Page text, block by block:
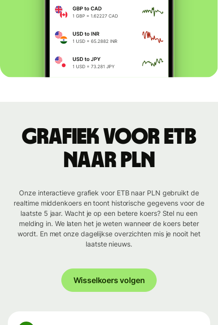
Grafiek voor ETB
naar PLN
Onze interactieve grafiek voor ETB naar PLN gebruikt de
realtime middenkoers en toont historische gegevens voor de
laatste 5 jaar. Wacht je op een betere koers? Stel nu een
melding in. We laten het je weten wanneer de koers beter
wordt. En met onze dagelijkse overzichten mis je nooit het
laatste nieuws.
Wisselkoers volgen